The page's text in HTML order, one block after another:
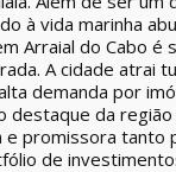
à vida marinha
Arraial do Cabo
A cidade atrai
demanda por
da
promissora
de